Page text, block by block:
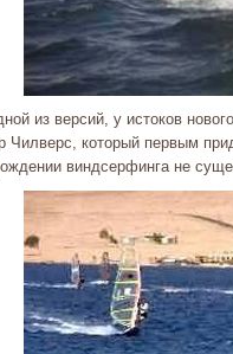
из версий, у истоков
Чилверс, который первым
виндсерфинга не